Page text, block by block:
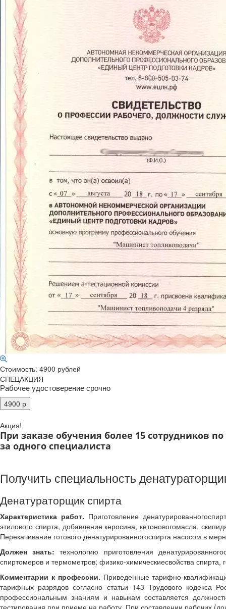
Стоимость: 4900 рублей
СПЕЦАКЦИЯ
Рабочее удостоверение срочно
Акция!
При заказе обучения более 15 сотрудников
за одного специалиста
Получить специальность
Денатураторщик спирта
Характеристика работ. Приготовление
этилового спирта, добавление керосина, кетоновогомасла,
Перекачивание готового денатурированногоспирта насосом в
Должен знать: технологию приготовления
спиртомеров и термометров; физико-химическиесвойства спирта,
Комментарии к профессии. Приведенные тарифно-
тарифных разрядов согласно статьи 143 Трудового кодекса
профессиональным знаниям и навыкам составляется
тестирования при приеме на работу. При составлении рабочих